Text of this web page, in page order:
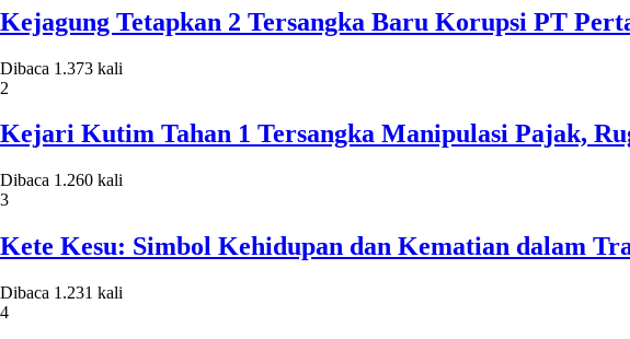
Kejagung Tetapkan 2 Tersangka Baru Korupsi PT
Dibaca 1.373 kali
2
Kejari Kutim Tahan 1 Tersangka Manipulasi Pajak,
Dibaca 1.260 kali
3
Kete Kesu: Simbol Kehidupan dan Kematian dalam
Dibaca 1.231 kali
4